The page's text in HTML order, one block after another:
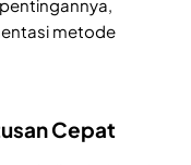
metode
Cepat